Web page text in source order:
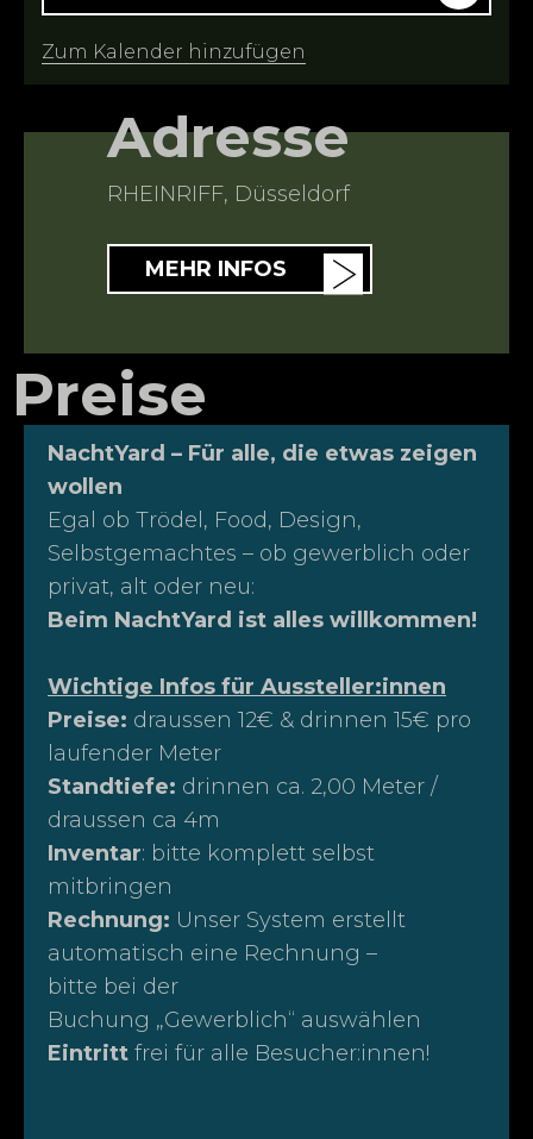
Zum Kalender hinzufügen
Adresse
RHEINRIFF, Düsseldorf
MEHR INFOS
Preise
NachtYard – Für alle, die etwas zeigen
wollen
Egal ob Trödel, Food, Design,
Selbstgemachtes – ob gewerblich oder
privat, alt oder neu:
Beim NachtYard ist alles willkommen!
Wichtige Infos für Aussteller:innen
Preise: draussen 12€ & drinnen 15€ pro
laufender Meter
Standtiefe: drinnen ca. 2,00 Meter /
draussen ca 4m
Inventar: bitte komplett selbst
mitbringen
Rechnung: Unser System erstellt
automatisch eine Rechnung –
bitte bei der
Buchung „Gewerblich“ auswählen
Eintritt frei für alle Besucher:innen!